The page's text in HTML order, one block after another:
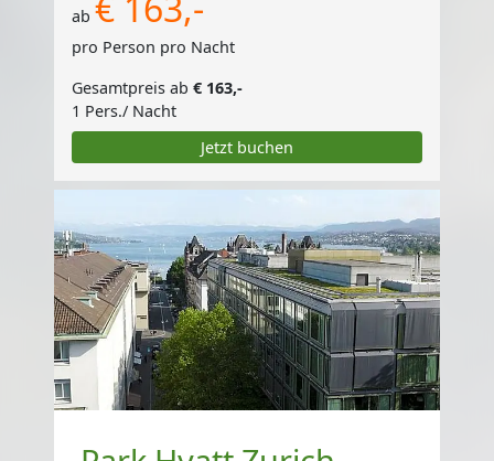
ab
pro Person pro Nacht
Gesamtpreis ab € 163,-
1 Pers./ Nacht
Jetzt buchen